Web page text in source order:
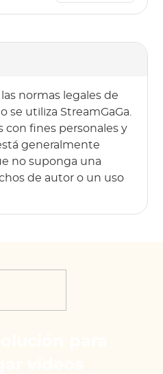
normas legales de
se utiliza StreamGaGa.
con fines personales y
generalmente
no suponga una
de autor o un uso